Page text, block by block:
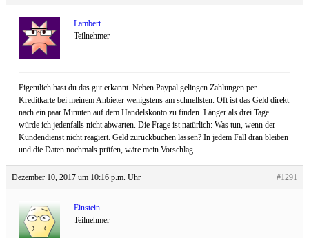
Lambert
Teilnehmer
Eigentlich hast du das gut erkannt. Neben Paypal gelingen Zahlungen per
Kreditkarte bei meinem Anbieter wenigstens am schnellsten. Oft ist das Geld direkt
nach ein paar Minuten auf dem Handelskonto zu finden. Länger als drei Tage
würde ich jedenfalls nicht abwarten. Die Frage ist natürlich: Was tun, wenn der
Kundendienst nicht reagiert. Geld zurückbuchen lassen? In jedem Fall dran bleiben
und die Daten nochmals prüfen, wäre mein Vorschlag.
Dezember 10, 2017 um 10:16 p.m. Uhr #1291
Einstein
Teilnehmer